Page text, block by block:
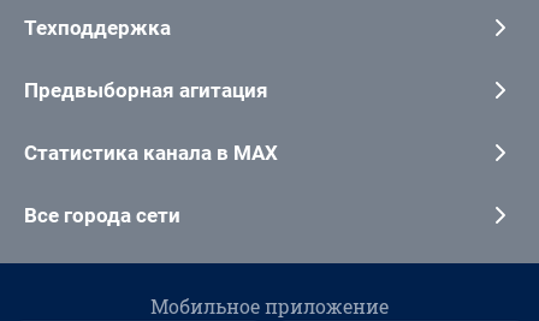
Техподдержка
Предвыборная агитация
Статистика канала в MAX
Все города сети
Мобильное приложение